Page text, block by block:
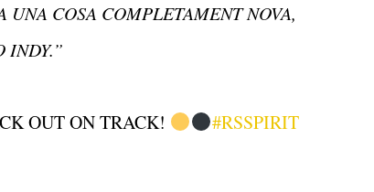
UNA COSA COMPLETAMENT NOVA,
INDY.”
OUT ON TRACK!
#RSSPIRIT